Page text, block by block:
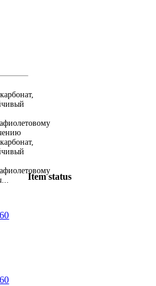
Item status